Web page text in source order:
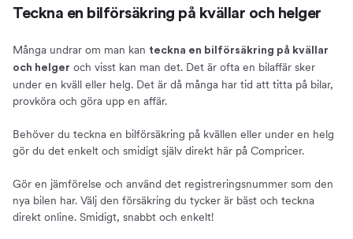
Teckna en bilförsäkring på kvällar och helger
Många undrar om man kan teckna en bilförsäkring på kvällar
och helger och visst kan man det. Det är ofta en bilaffär sker
under en kväll eller helg. Det är då många har tid att titta på bilar,
provköra och göra upp en affär.
Behöver du teckna en bilförsäkring på kvällen eller under en helg
gör du det enkelt och smidigt själv direkt här på Compricer.
Gör en jämförelse och använd det registreringsnummer som den
nya bilen har. Välj den försäkring du tycker är bäst och teckna
direkt online. Smidigt, snabbt och enkelt!